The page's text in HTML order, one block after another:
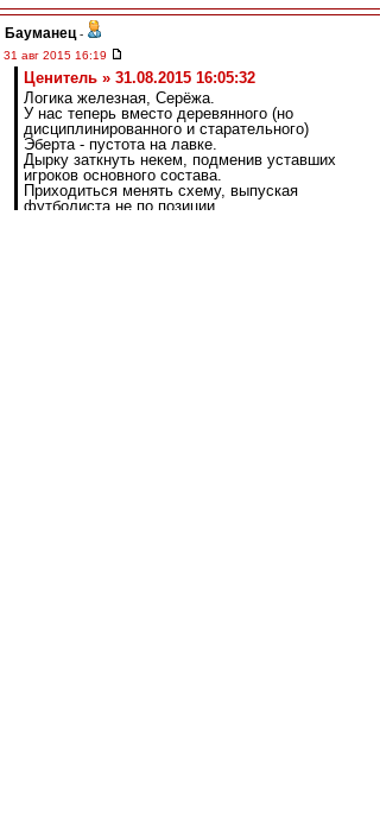
Бауманец -
31 авг 2015 16:19
Ценитель » 31.08.2015 16:05:32
Логика железная, Серёжа.
У нас теперь вместо деревянного (но
дисциплинированного и старательного)
Эберта - пустота на лавке.
Дырку заткнуть некем, подменив уставших
игроков основного состава.
Приходиться менять схему, выпуская
футболиста не по позиции.